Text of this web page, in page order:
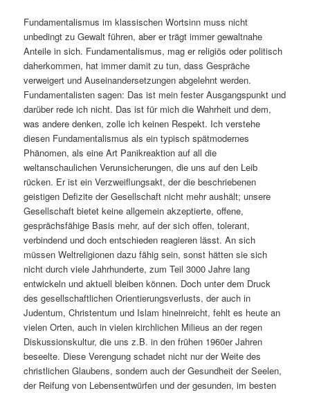
Fundamentalismus im klassischen Wortsinn muss nicht
unbedingt zu Gewalt führen, aber er trägt immer gewaltnahe
Anteile in sich. Fundamentalismus, mag er religiös oder politisch
daherkommen, hat immer damit zu tun, dass Gespräche
verweigert und Auseinandersetzungen abgelehnt werden.
Fundamentalisten sagen: Das ist mein fester Ausgangspunkt und
darüber rede ich nicht. Das ist für mich die Wahrheit und dem,
was andere denken, zolle ich keinen Respekt. Ich verstehe
diesen Fundamentalismus als ein typisch spätmodernes
Phänomen, als eine Art Panikreaktion auf all die
weltanschaulichen Verunsicherungen, die uns auf den Leib
rücken. Er ist ein Verzweiflungsakt, der die beschriebenen
geistigen Defizite der Gesellschaft nicht mehr aushält; unsere
Gesellschaft bietet keine allgemein akzeptierte, offene,
gesprächsfähige Basis mehr, auf der sich offen, tolerant,
verbindend und doch entschieden reagieren lässt. An sich
müssen Weltreligionen dazu fähig sein, sonst hätten sie sich
nicht durch viele Jahrhunderte, zum Teil 3000 Jahre lang
entwickeln und aktuell bleiben können. Doch unter dem Druck
des gesellschaftlichen Orientierungsverlusts, der auch in
Judentum, Christentum und Islam hineinreicht, fehlt es heute an
vielen Orten, auch in vielen kirchlichen Milieus an der regen
Diskussionskultur, die uns z.B. in den frühen 1960er Jahren
beseelte. Diese Verengung schadet nicht nur der Weite des
christlichen Glaubens, sondern auch der Gesundheit der Seelen,
der Reifung von Lebensentwürfen und der gesunden, im besten